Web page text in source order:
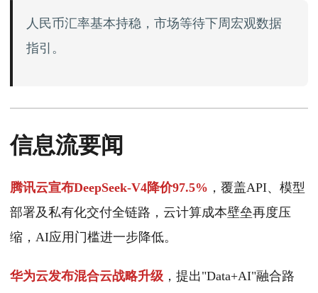
人民币汇率基本持稳，市场等待下周宏观数据
指引。
信息流要闻
腾讯云宣布DeepSeek-V4降价97.5% ，覆盖API、模型
部署及私有化交付全链路，云计算成本壁垒再度压
缩，AI应用门槛进一步降低。
华为云发布混合云战略升级 ，提出"Data+AI"融合路